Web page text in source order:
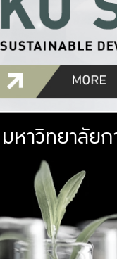
ม
เกษตรศา
เป็น
เกษตรในเมือ
ที่นั
มหาวิทยาลัย